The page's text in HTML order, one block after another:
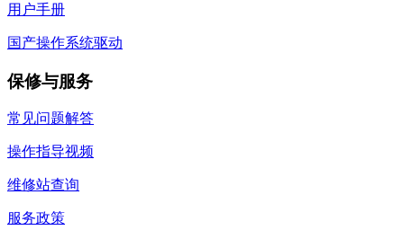
用户手册
国产操作系统驱动
保修与服务
常见问题解答
操作指导视频
维修站查询
服务政策